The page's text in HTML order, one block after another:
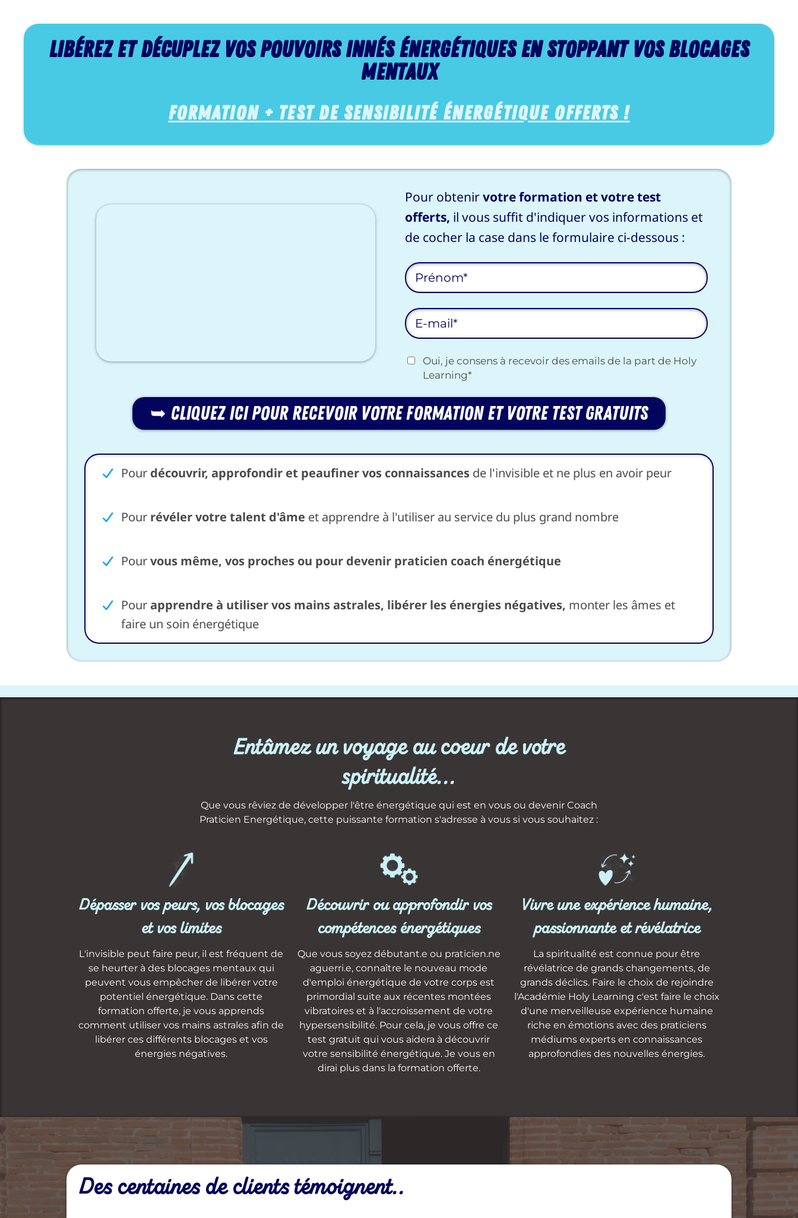
Libérez et décuplez vos pouvoirs innésénergétiques en stoppant vos blocages
mentaux
formation + Test de sensibilité énergétique OFFERTS !
Pour obtenirvotre formation et votre test
offerts, il vous suffit d'indiquer vos informations et
de cocher la case dans le formulaire ci-dessous :
Oui, je consens à recevoir des emails de la part de Holy
Learning*
➥ cliquez ici pour recevoir votre formation et votre test gratuits
Pour découvrir, approfondir et peaufiner vos connaissances de l'invisible et ne plus en avoir peur
Pour révéler votre talent d'âme et apprendre à l'utiliser au service du plus grand nombre
Pourvous même, vos proches ou pour devenir praticien coach énergétique
Pour apprendre à utiliser vos mains astrales, libérer les énergies négatives, monter les âmes et
faire un soin énergétique
Entâmez un voyage au coeur de votre
spiritualité...
Que vous rêviez de développer l'être énergétique qui est en vous ou devenir Coach
Praticien Energétique, cette puissante formation s'adresse à vous si vous souhaitez :
Dépasser vos peurs, vos blocages
et vos limites
L'invisible peut faire peur, il est fréquent de
se heurter à des blocages mentaux qui
peuvent vous empêcher de libérer votre
potentiel énergétique. Dans cette
formation offerte, je vous apprends
comment utiliser vos mains astrales afin de
libérer ces différents blocages et vos
énergies négatives.
Découvrir ou approfondir vos
compétences énergétiques
Que vous soyez débutant.e ou praticien.ne
aguerri.e, connaître le nouveau mode
d'emploi énergétique de votre corps est
primordial suite aux récentes montées
vibratoires et à l'accroissement de votre
hypersensibilité. Pour cela, je vous offre ce
test gratuit qui vous aidera à découvrir
votre sensibilité énergétique. Je vous en
dirai plus dans la formation offerte.
Vivre une expérience humaine,
passionnante et révélatrice
La spiritualité est connue pour être
révélatrice de grands changements, de
grands déclics. Faire le choix de rejoindre
l'Académie Holy Learning c'est faire le choix
d'une merveilleuse expérience humaine
riche en émotions avec des praticiens
médiums experts en connaissances
approfondies des nouvelles énergies.
Des centaines de clients témoignent..